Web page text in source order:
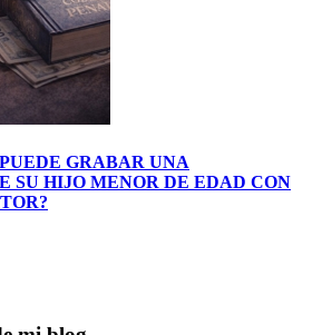
GRABAR UNA
SU HIJO MENOR DE EDAD CON